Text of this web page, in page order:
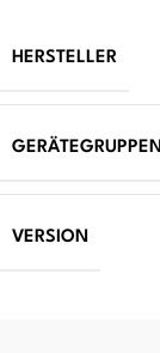
HERSTELLER
VERSION